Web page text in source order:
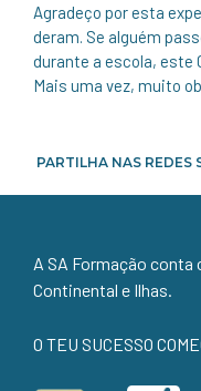
Agradeço por esta
deram. Se alguém
durante a escola, este
Mais uma vez, muito
PARTILHA NAS REDES
A SA Formação conta
Continental e Ilhas.
O TEU SUCESSO